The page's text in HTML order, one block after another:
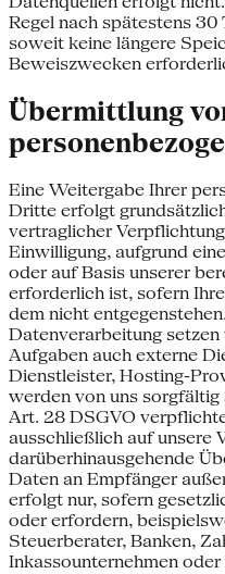
Regel nach spätestens
soweit keine längere
Beweiszwecken
Übermittlung
Eine Weitergabe Ihrer
Dritte erfolgt
vertraglicher
Einwilligung, aufgrund
oder auf Basis unserer
erforderlich ist, sofern
dem nicht entgegenstehen.
Datenverarbeitung
Aufgaben auch externe
Dienstleister, Hosting-
werden von uns
Art. 28 DSGVO
ausschließlich auf unsere
darüberhinausgehende
Daten an Empfänger
erfolgt nur, sofern
oder erfordern,
Steuerberater, Banken,
Inkassounternehmen